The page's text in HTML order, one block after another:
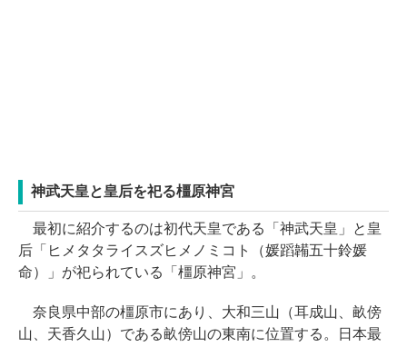
神武天皇と皇后を祀る橿原神宮
最初に紹介するのは初代天皇である「神武天皇」と皇
后「ヒメタタライスズヒメノミコト（媛蹈韛五十鈴媛
命）」が祀られている「橿原神宮」。
奈良県中部の橿原市にあり、大和三山（耳成山、畝傍
山、天香久山）である畝傍山の東南に位置する。日本最